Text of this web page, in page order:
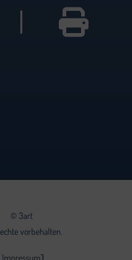
|
© 3art
vorbehalten.
Impressum